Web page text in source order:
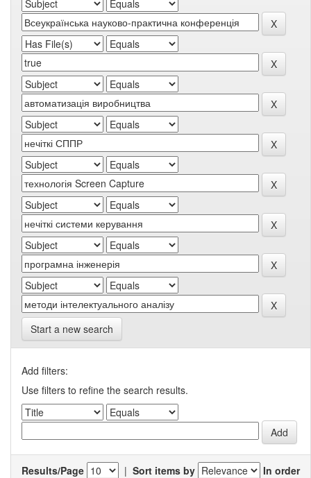
Start a new search
Add filters:
Use filters to refine the search results.
Results/Page | Sort items by
In order